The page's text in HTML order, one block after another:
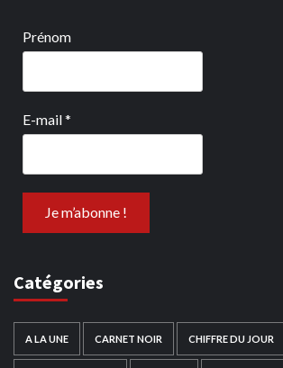
Prénom
E-mail*
Catégories
A LA UNE CARNET NOIR CHIFFRE DU JOUR